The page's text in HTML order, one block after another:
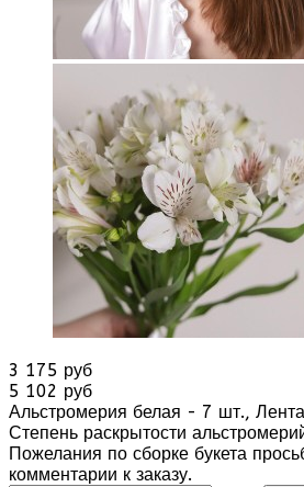
3 175 руб
5 102 руб
Альстромерия белая - 7 шт.,
Степень раскрытости
Пожелания по сборке букета
комментарии к заказу.